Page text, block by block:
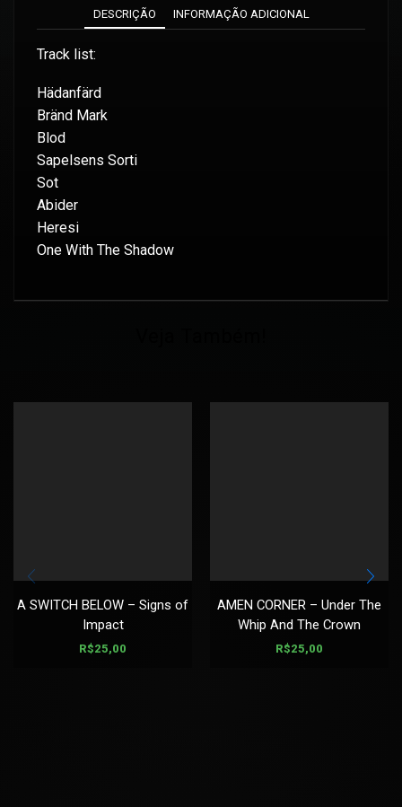
DESCRIÇÃO INFORMAÇÃO ADICIONAL
Track list:
Hädanfärd
Bränd Mark
Blod
Sapelsens Sorti
Sot
Abider
Heresi
One With The Shadow
A SWITCH BELOW – Signs of
Impact
R$25,00
AMEN CORNER – Under The
Whip And The Crown
R$25,00